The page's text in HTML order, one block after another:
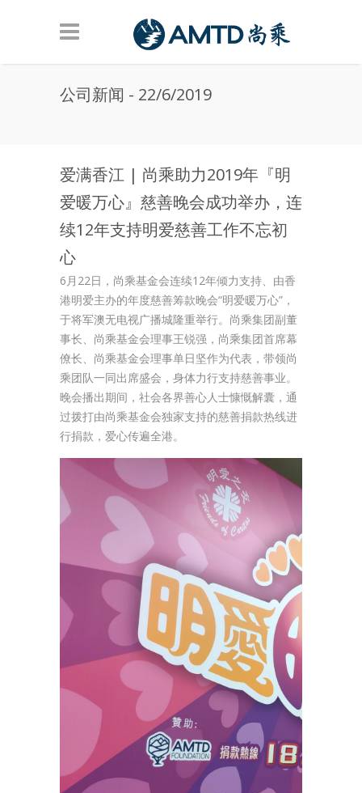
公司新闻 - 22/6/2019
爱满香江 | 尚乘助力2019年『明
爱暖万心』慈善晚会成功举办，连
续12年支持明爱慈善工作不忘初
心
6月22日，尚乘基金会连续12年倾力支持、由香
港明爱主办的年度慈善筹款晚会“明爱暖万心”，
于将军澳无电视广播城隆重举行。尚乘集团副董
事长、尚乘基金会理事王锐强，尚乘集团首席幕
僚长、尚乘基金会理事单日坚作为代表，带领尚
乘团队一同出席盛会，身体力行支持慈善事业。
晚会播出期间，社会各界善心人士慷慨解囊，通
过拨打由尚乘基金会独家支持的慈善捐款热线进
行捐款，爱心传遍全港。